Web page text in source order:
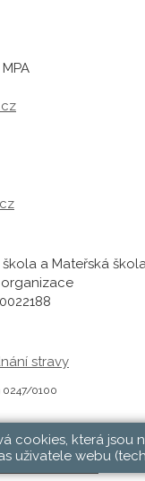
a Mateřská
stravy
0247/0100
cookies, která jsou
uživatele webu